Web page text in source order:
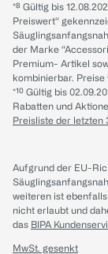
*⁸ Gültig bis
Preiswert“
der Marke
Premium- Artikel
kombinierbar.
*¹⁰ Gültig bis
Rabatten und
Preisliste der letzten
Aufgrund der EU-
weiteren ist
nicht erlaubt und
das BIPA
MwSt. gesenkt